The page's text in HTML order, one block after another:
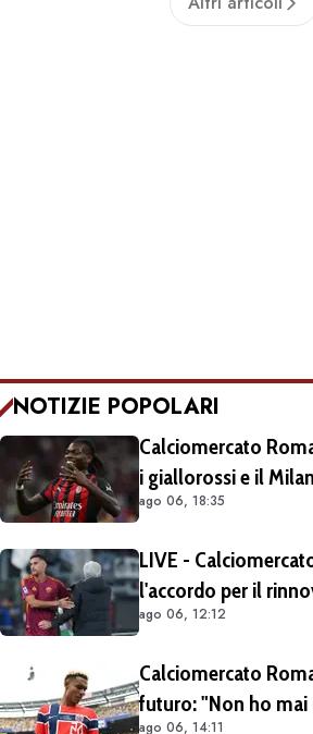
giocatore
NOTIZIE POPOLARI
Calciomercato
i giallorossi e il
situazioni di Leao e
ago 06, 18:35
LIVE -
l'accordo per il
Prolungamento di
ago 06, 12:12
Calciomercato
futuro: "Non ho mai
ago 06, 14:11